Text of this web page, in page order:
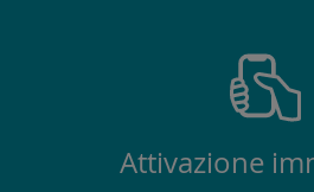
Attivazione